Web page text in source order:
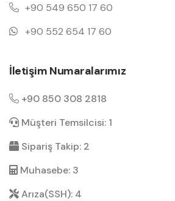
+90 549 650 17 60
+90 552 654 17 60
İletişim Numaralarımız
+90 850 308 2818
Müşteri Temsilcisi: 1
Sipariş Takip: 2
Muhasebe: 3
Arıza(SSH): 4